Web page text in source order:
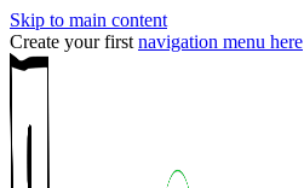
Skip to main content
Create your first navigation menu here